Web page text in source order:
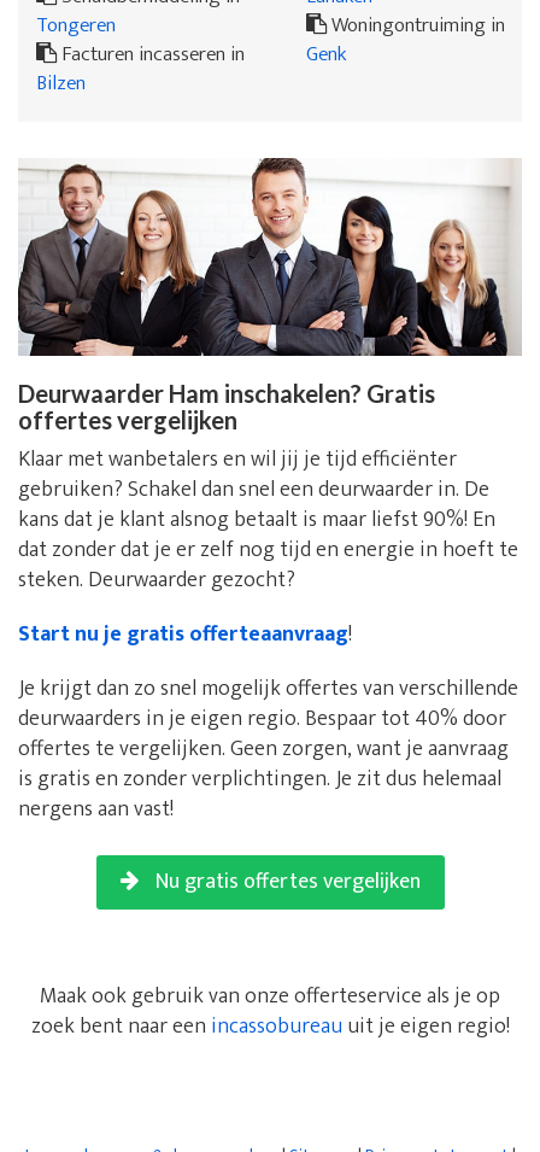
Tongeren
Facturen incasseren in
Bilzen
Woningontruiming in
Genk
Deurwaarder Ham inschakelen? Gratis
offertes vergelijken
Klaar met wanbetalers en wil jij je tijd efficiënter
gebruiken? Schakel dan snel een deurwaarder in. De
kans dat je klant alsnog betaalt is maar liefst 90%! En
dat zonder dat je er zelf nog tijd en energie in hoeft te
steken. Deurwaarder gezocht?
Start nu je gratis offerteaanvraag!
Je krijgt dan zo snel mogelijk offertes van verschillende
deurwaarders in je eigen regio. Bespaar tot 40% door
offertes te vergelijken. Geen zorgen, want je aanvraag
is gratis en zonder verplichtingen. Je zit dus helemaal
nergens aan vast!
Nu gratis offertes vergelijken
Maak ook gebruik van onze offerteservice als je op
zoek bent naar een incassobureau uit je eigen regio!